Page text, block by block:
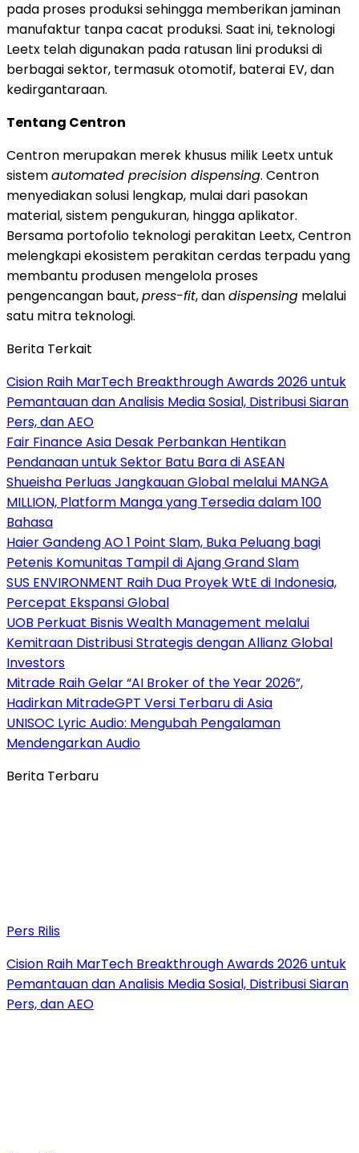
pada proses produksi sehingga memberikan jaminan
manufaktur tanpa cacat produksi. Saat ini, teknologi
Leetx telah digunakan pada ratusan lini produksi di
berbagai sektor, termasuk otomotif, baterai EV, dan
kedirgantaraan.
Tentang Centron
Centron merupakan merek khusus milik Leetx untuk
sistemautomated precision dispensing. Centron
menyediakan solusi lengkap, mulai dari pasokan
material, sistem pengukuran, hingga aplikator.
Bersama portofolio teknologi perakitan Leetx, Centron
melengkapi ekosistem perakitan cerdas terpadu yang
membantu produsen mengelola proses
pengencangan baut,press-fit, dandispensing melalui
satu mitra teknologi.
Berita Terkait
Cision Raih MarTech Breakthrough Awards 2026 untuk
Pemantauan dan Analisis Media Sosial, Distribusi Siaran
Pers, dan AEO
Fair Finance Asia Desak Perbankan Hentikan
Pendanaan untuk Sektor Batu Bara di ASEAN
Shueisha Perluas Jangkauan Global melalui MANGA
MILLION, Platform Manga yang Tersedia dalam 100
Bahasa
Haier Gandeng AO 1 Point Slam, Buka Peluang bagi
Petenis Komunitas Tampil di Ajang Grand Slam
SUS ENVIRONMENT Raih Dua Proyek WtE di Indonesia,
Percepat Ekspansi Global
UOB Perkuat Bisnis Wealth Management melalui
Kemitraan Distribusi Strategis dengan Allianz Global
Investors
Mitrade Raih Gelar “AI Broker of the Year 2026”,
Hadirkan MitradeGPT Versi Terbaru di Asia
UNISOC Lyric Audio: Mengubah Pengalaman
Mendengarkan Audio
Berita Terbaru
Pers Rilis
Cision Raih MarTech Breakthrough Awards 2026 untuk
Pemantauan dan Analisis Media Sosial, Distribusi Siaran
Pers, dan AEO